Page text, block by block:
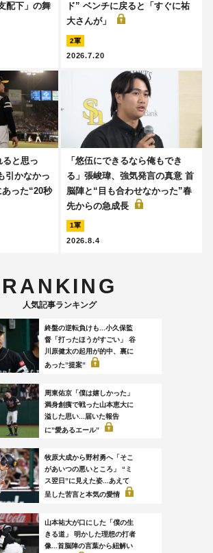
配下」の舞
ド” ベンチに戻ると「すぐに祐
大さんが」
2軍
2026.7.20
ると思っ
引かなかっ
った“20秒
「悠伍にできるなら俺もでき
る」張峻瑋、強気発言の真意 首
脳陣と“目も合わせなかった”春
先からの急成長
1軍
2026.8.4
RANKING
人気記事ランキング
終盤の逆転負けも...小久保監
督「打ったほうがすごい」 谷
川原健太の起用が的中、裏に
あった”提案”
周東佑京「僕は嬉しかった」
満身創痍で戦った山本恵大に
溢した思い...届いた報告
に”愛あるエール”
牧原大成から野村勇へ「そこ
があいつの悪いところ」 “ミ
ス翌日”に見えた姿...あえて
呈した苦言と本気の愛情
山本祐大が口にした「僕の生
きる道」 明かした理想の打者
像...首脳陣の言葉から紐解い